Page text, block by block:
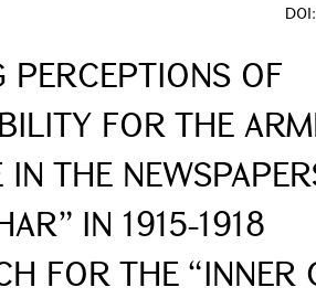
PERCEPTIONS OF
FOR THE
IN THE
IN 1915-1918
FOR THE “INNER